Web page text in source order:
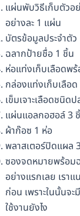
แผ่นพับวิธีเก็บตัวอ
อย่างละ 1 แผ่น
บัตรข้อมูลประจำตัว
ฉลากป้ายชื่อ 1 ชิ้น
ห่อแท่งเก็บเลือดพ
กล่องแท่งเก็บเลือ
เข็มเจาะเลือดชนิด
แผ่นแอลกอฮอล์ 3
ผ้าก๊อซ 1 ห่อ
พลาสเตอร์ปิดแผล
ซองจดหมายพร้อม
อย่างแรกเลย เรา
ก่อน เพราะในนั้นจ
ใช้งานยังไง